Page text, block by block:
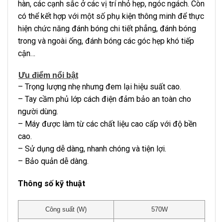
hàn, các cạnh sắc ở các vị trí nhỏ hẹp, ngóc ngách. Còn
có thể kết hợp với một số phụ kiện thông minh để thực
hiện chức năng đánh bóng chi tiết phẳng, đánh bóng
trong và ngoài ống, đánh bóng các góc hẹp khó tiếp
cận…
Ưu điểm nổi bật
– Trọng lượng nhẹ nhưng đem lại hiệu suất cao.
– Tay cầm phủ lớp cách điện đảm bảo an toàn cho
người dùng.
– Máy được làm từ các chất liệu cao cấp với độ bền
cao.
– Sử dụng dễ dàng, nhanh chóng và tiện lợi.
– Bảo quản dễ dàng.
Thông số kỹ thuật
Công suất (W) 570W